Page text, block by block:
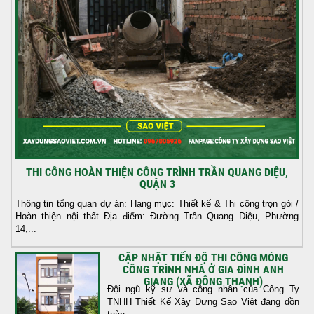
THI CÔNG HOÀN THIỆN CÔNG TRÌNH TRẦN QUANG DIỆU,
QUẬN 3
Thông tin tổng quan dự án: Hạng mục: Thiết kế & Thi công trọn gói /
Hoàn thiện nội thất Địa điểm: Đường Trần Quang Diệu, Phường
14,...
CẬP NHẬT TIẾN ĐỘ THI CÔNG MÓNG
CÔNG TRÌNH NHÀ Ở GIA ĐÌNH ANH
GIANG (XÃ ĐÔNG THẠNH)
Đội ngũ kỹ sư và công nhân của Công Ty
TNHH Thiết Kế Xây Dựng Sao Việt đang dồn